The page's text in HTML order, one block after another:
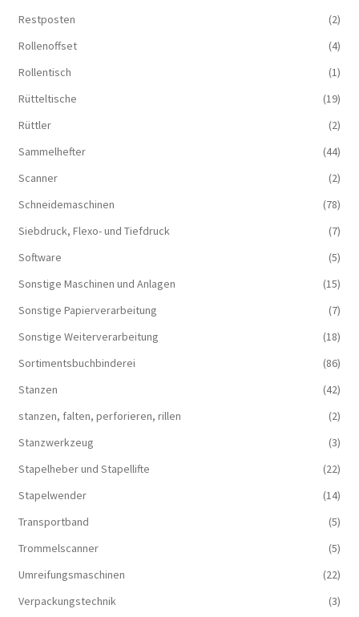
Restposten
(2)
Rollenoffset
(4)
Rollentisch
(1)
Rütteltische
(19)
Rüttler
(2)
Sammelhefter
(44)
Scanner
(2)
Schneidemaschinen
(78)
Siebdruck, Flexo- und Tiefdruck
(7)
Software
(5)
Sonstige Maschinen und Anlagen
(15)
Sonstige Papierverarbeitung
(7)
Sonstige Weiterverarbeitung
(18)
Sortimentsbuchbinderei
(86)
Stanzen
(42)
stanzen, falten, perforieren, rillen
(2)
Stanzwerkzeug
(3)
Stapelheber und Stapellifte
(22)
Stapelwender
(14)
Transportband
(5)
Trommelscanner
(5)
Umreifungsmaschinen
(22)
Verpackungstechnik
(3)